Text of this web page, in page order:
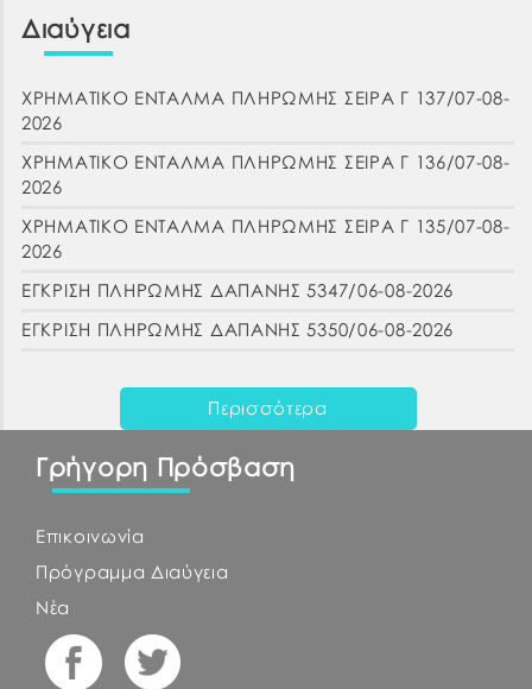
Διαύγεια
ΧΡΗΜΑΤΙΚΟ ΕΝΤΑΛΜΑ ΠΛΗΡΩΜΗΣ ΣΕΙΡΑ Γ 137/07-08-
2026
ΧΡΗΜΑΤΙΚΟ ΕΝΤΑΛΜΑ ΠΛΗΡΩΜΗΣ ΣΕΙΡΑ Γ 136/07-08-
2026
ΧΡΗΜΑΤΙΚΟ ΕΝΤΑΛΜΑ ΠΛΗΡΩΜΗΣ ΣΕΙΡΑ Γ 135/07-08-
2026
ΕΓΚΡΙΣΗ ΠΛΗΡΩΜΗΣ ΔΑΠΑΝΗΣ 5347/06-08-2026
ΕΓΚΡΙΣΗ ΠΛΗΡΩΜΗΣ ΔΑΠΑΝΗΣ 5350/06-08-2026
Περισσότερα
Γρήγορη Πρόσβαση
Επικοινωνία
Πρόγραμμα Διαύγεια
Νέα